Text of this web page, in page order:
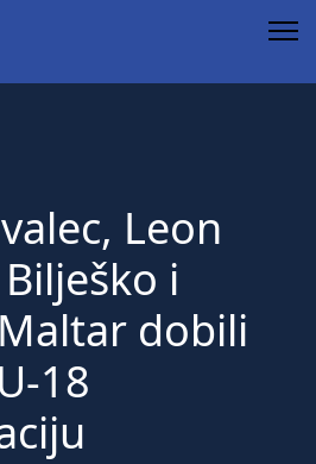
Leon
i
dobili
18